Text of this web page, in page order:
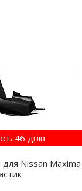
46 днів
для Nissan Maxima